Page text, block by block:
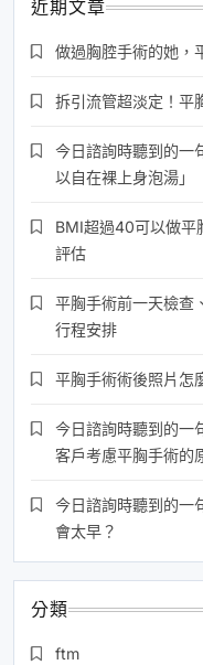
近期文章
做過胸腔手術的她，
拆引流管超淡定！平
今日諮詢時聽到的一
以自在裸上身泡湯」
BMI超過40可以做平
評估
平胸手術前一天檢查
行程安排
平胸手術術後照片怎
今日諮詢時聽到的一
客戶考慮平胸手術的
今日諮詢時聽到的一
會太早？
分類
ftm